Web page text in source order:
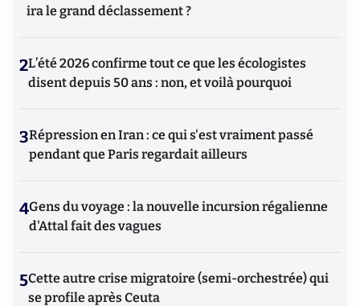
ira le grand déclassement ?
2L’été 2026 confirme tout ce que les écologistes
disent depuis 50 ans : non, et voilà pourquoi
3Répression en Iran : ce qui s'est vraiment passé
pendant que Paris regardait ailleurs
4Gens du voyage : la nouvelle incursion régalienne
d'Attal fait des vagues
5Cette autre crise migratoire (semi-orchestrée) qui
se profile après Ceuta